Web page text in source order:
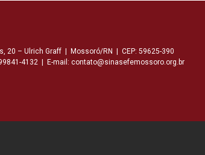
20 – Ulrich Graff | Mossoró/RN | CEP: 59625-390
4132 | E-mail: contato@sinasefemossoro.org.br